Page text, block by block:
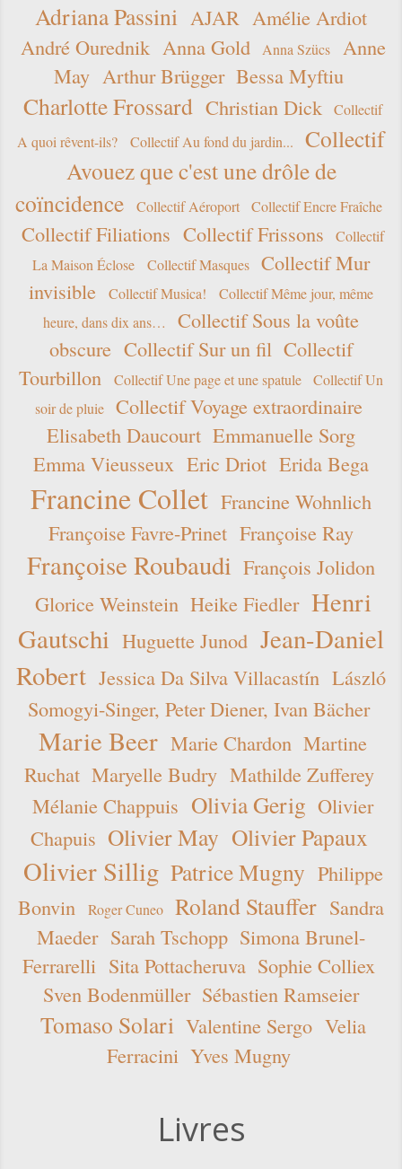
Adriana Passini AJAR Amélie Ardiot
André Ourednik Anna Gold Anna Szücs
Anne
May Arthur Brügger Bessa Myftiu
Charlotte Frossard Christian Dick
Collectif
A quoi rêvent-ils?
Collectif Au fond du jardin...
Collectif
Avouez que c'est une drôle de
coïncidence
Collectif Aéroport Collectif Encre Fraîche
Collectif Filiations Collectif Frissons
Collectif
La Maison Éclose
Collectif Masques
Collectif Mur
invisible
Collectif Musica!
Collectif Même jour, même
heure, dans dix ans…
Collectif Sous la voûte
obscure Collectif Sur un fil Collectif
Tourbillon
Collectif Une page et une spatule
Collectif Un
soir de pluie
Collectif Voyage extraordinaire
Elisabeth Daucourt Emmanuelle Sorg
Emma Vieusseux Eric Driot Erida Bega
Francine Collet Francine Wohnlich
Françoise Favre-Prinet Françoise Ray
Françoise Roubaudi François Jolidon
Glorice Weinstein Heike Fiedler Henri
Gautschi Huguette Junod Jean-Daniel
Robert Jessica Da Silva Villacastín László
Somogyi-Singer, Peter Diener, Ivan Bächer
Marie Beer Marie Chardon Martine
Ruchat Maryelle Budry Mathilde Zufferey
Mélanie Chappuis Olivia Gerig Olivier
Chapuis Olivier May Olivier Papaux
Olivier Sillig Patrice Mugny Philippe
Bonvin
Roger Cuneo Roland Stauffer Sandra
Maeder Sarah Tschopp Simona Brunel-
Ferrarelli Sita Pottacheruva Sophie Colliex
Sven Bodenmüller Sébastien Ramseier
Tomaso Solari Valentine Sergo Velia
Ferracini Yves Mugny
Livres